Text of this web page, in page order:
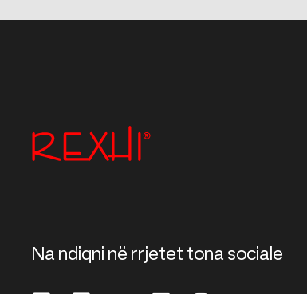
Na ndiqni në rrjetet tona sociale ​